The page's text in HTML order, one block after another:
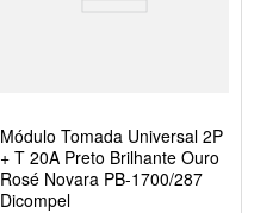
Módulo Tomada Universal 2P
+ T 20A Preto Brilhante Ouro
Rosé Novara PB-1700/287
Dicompel